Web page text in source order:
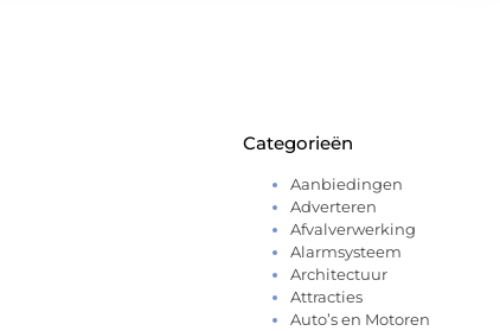
Categorieën
Aanbiedingen
Adverteren
Afvalverwerking
Alarmsysteem
Architectuur
Attracties
Auto’s en Motoren